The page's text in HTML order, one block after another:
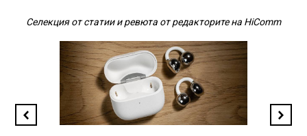
Селекция от статии и ревюта от редакторите на HiComm